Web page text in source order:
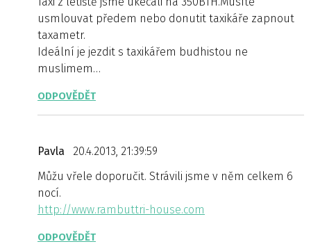
usmlouvat předem nebo donutit taxikáře zapnout
taxametr.
Ideální je jezdit s taxikářem budhistou ne
muslimem…
ODPOVĚDĚT
Pavla
20.4.2013, 21:39:59
Můžu vřele doporučit. Strávili jsme v něm celkem 6
nocí.
http://www.rambuttri-house.com
ODPOVĚDĚT